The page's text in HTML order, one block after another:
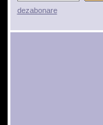
dezabonare